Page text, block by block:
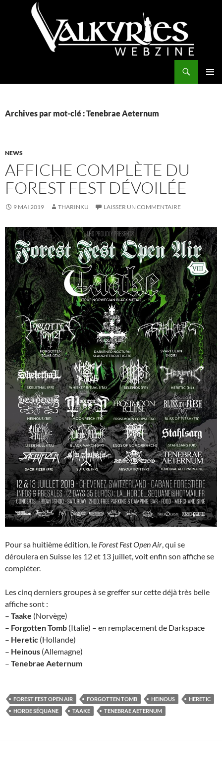
Archives par mot-clé : Tenebrae Aeternum
NEWS
AFFICHE COMPLÈTE DU
FOREST FEST DÉVOILÉE
9 MAI 2019 THARINKU LAISSER UN COMMENTAIRE
Pour sa huitième édition, le Forest Fest Open Air, qui se
déroulera en Suisse les 12 et 13 juillet, voit enfin son affiche se
compléter.
Les cinq derniers groupes à se greffer sur cette déjà très belle
affiche sont :
– Taake (Norvège)
– Forgotten Tomb (Italie) – en remplacement de Darkspace
– Heretic (Hollande)
– Heinous (Allemagne)
– Tenebrae Aeternum
FOREST FEST OPEN AIR FORGOTTEN TOMB HEINOUS
HERETIC
HORDE SÉQUANE
TAAKE TENEBRAE AETERNUM